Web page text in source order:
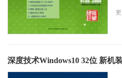
深度技术Windows10 32位 新机